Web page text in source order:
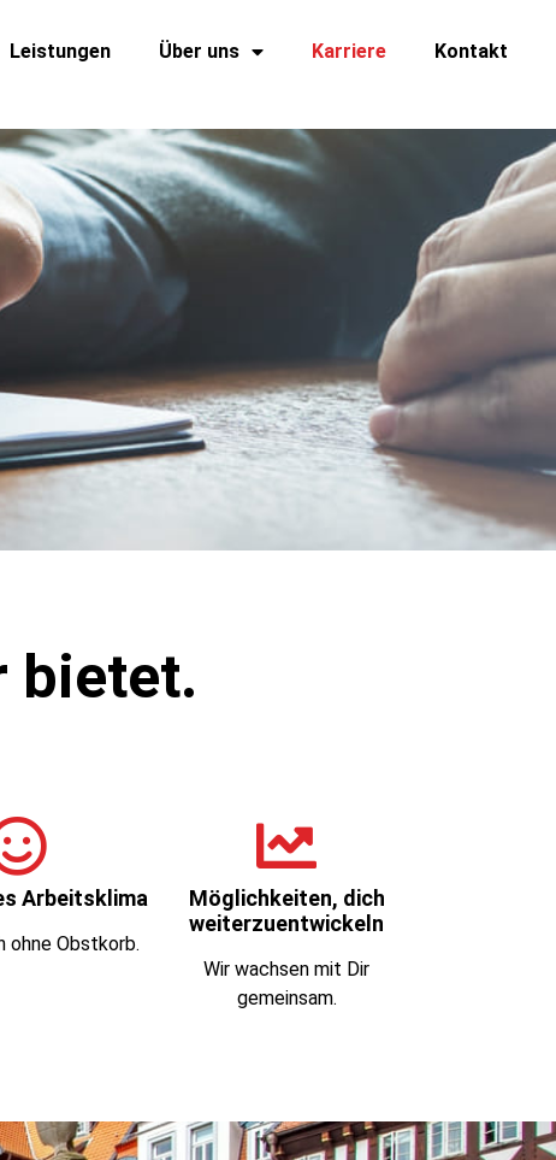
Leistungen Über uns Karriere Kontakt
bietet.
Arbeitsklima
ohne Obstkorb.
Möglichkeiten, dich
weiterzuentwickeln
Wir wachsen mit Dir
gemeinsam.